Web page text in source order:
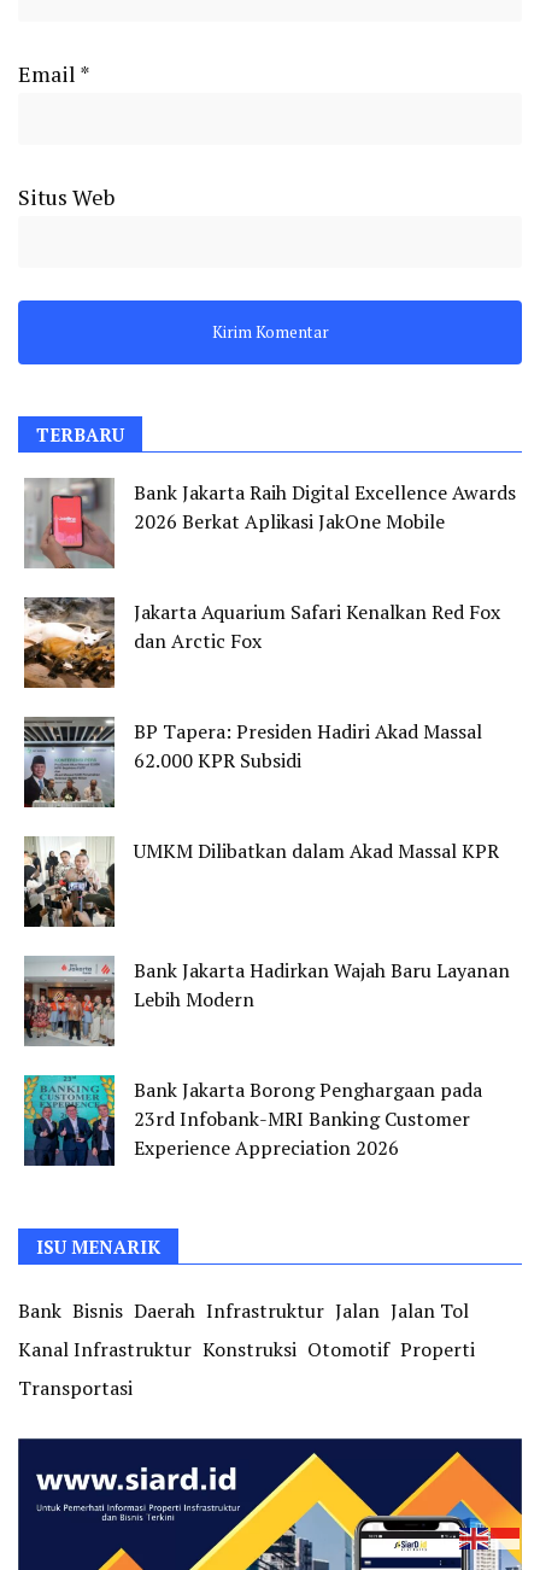
Email *
Situs Web
TERBARU
Bank Jakarta Raih Digital Excellence Awards
2026 Berkat Aplikasi JakOne Mobile
Jakarta Aquarium Safari Kenalkan Red Fox
dan Arctic Fox
BP Tapera: Presiden Hadiri Akad Massal
62.000 KPR Subsidi
UMKM Dilibatkan dalam Akad Massal KPR
Bank Jakarta Hadirkan Wajah Baru Layanan
Lebih Modern
Bank Jakarta Borong Penghargaan pada
23rd Infobank-MRI Banking Customer
Experience Appreciation 2026
ISU MENARIK
Bank Bisnis Daerah Infrastruktur Jalan Jalan Tol
Kanal Infrastruktur Konstruksi Otomotif Properti
Transportasi